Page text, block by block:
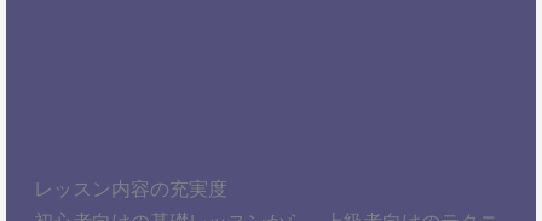
レッスン内容の充実度